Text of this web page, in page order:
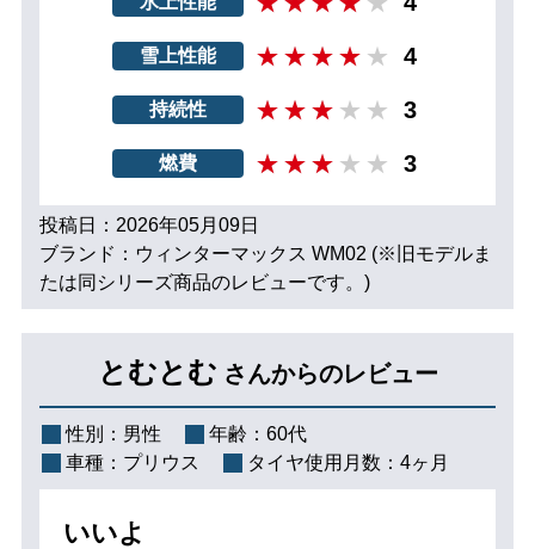
雪上性能 4
持続性 3
燃費 3
投稿日：2026年05月09日
ブランド：ウィンターマックス WM02 (※旧モデルま
たは同シリーズ商品のレビューです。)
とむとむ さんからのレビュー
性別： 男性 年齢： 60代
車種： プリウス タイヤ使用月数： 4ヶ月
いいよ